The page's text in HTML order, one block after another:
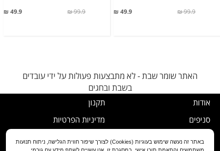
49.9 ₪ 99.9 ₪
49.9 ₪ 99.9 ₪
האתר שומר שבת - לא מתבצעות פעולות על ידי עובדים
בשבת ובחגים
אודות
סניפים
תקנון
מדיניות הפרטיות
נוהל ביטול עסקה
באתר זה נעשה שימוש בעוגיות (Cookies) לצורך שיפור חווית הגלישה, ניתוח תנועות